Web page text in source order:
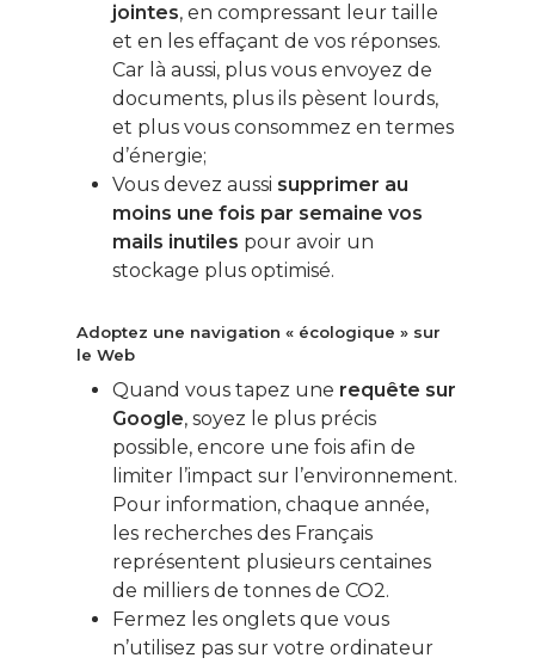
jointes, en compressant leur taille
et en les effaçant de vos réponses.
Car là aussi, plus vous envoyez de
documents, plus ils pèsent lourds,
et plus vous consommez en termes
d’énergie;
Vous devez aussi supprimer au
moins une fois par semaine vos
mails inutiles pour avoir un
stockage plus optimisé.
Adoptez une navigation « écologique » sur
le Web
Quand vous tapez une requête sur
Google, soyez le plus précis
possible, encore une fois afin de
limiter l’impact sur l’environnement.
Pour information, chaque année,
les recherches des Français
représentent plusieurs centaines
de milliers de tonnes de CO2.
Fermez les onglets que vous
n’utilisez pas sur votre ordinateur